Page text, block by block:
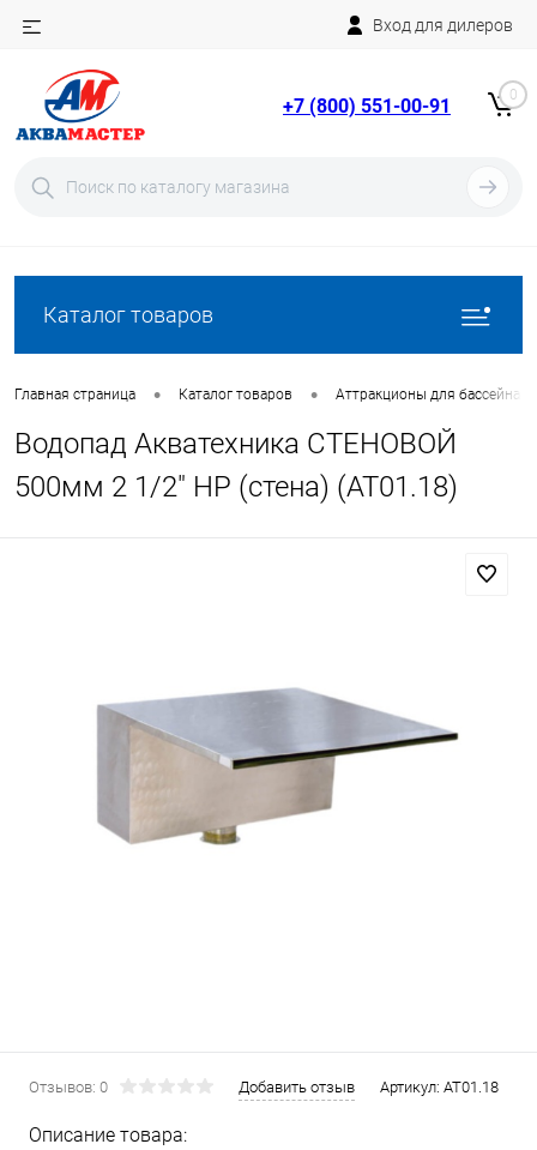
Вход для дилеров
+7 (800) 551-00-91 0
Каталог товаров
Главная страница • Каталог товаров • Аттракционы для бассейна
Водопад Акватехника СТЕНОВОЙ
500мм 2 1/2" НР (стена) (AT01.18)
Отзывов: 0 Добавить отзыв Артикул: AT01.18
Описание товара: